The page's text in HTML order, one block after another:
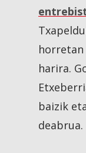
harira.
baizik
deabrua.